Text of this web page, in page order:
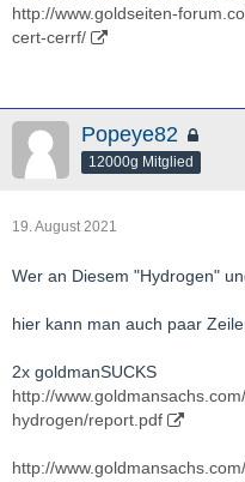
http://www.goldseiten-
cert-cerrf/
Popeye82
12000g Mitglied
19. August 2021
Wer an Diesem "Hydrogen"
hier kann man auch paar
2x goldmanSUCKS
http://
hydrogen/report.pdf
http://